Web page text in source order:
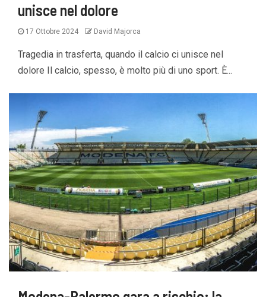
unisce nel dolore
17 Ottobre 2024 David Majorca
Tragedia in trasferta, quando il calcio ci unisce nel
dolore Il calcio, spesso, è molto più di uno sport. È...